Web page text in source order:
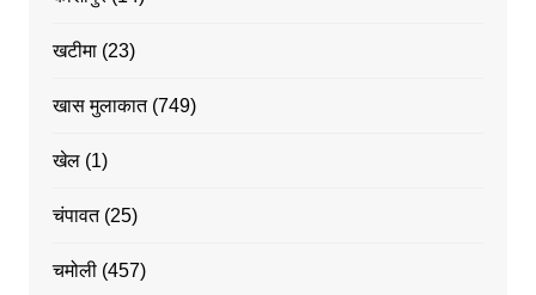
खटीमा(23)
खास मुलाकात(749)
खेल(1)
चंपावत(25)
चमोली(457)